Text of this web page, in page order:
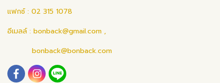
แฟกซ์ : 02 315 1078
อีเมลล์ : bonback@gmail.com ,
bonback@bonback.com